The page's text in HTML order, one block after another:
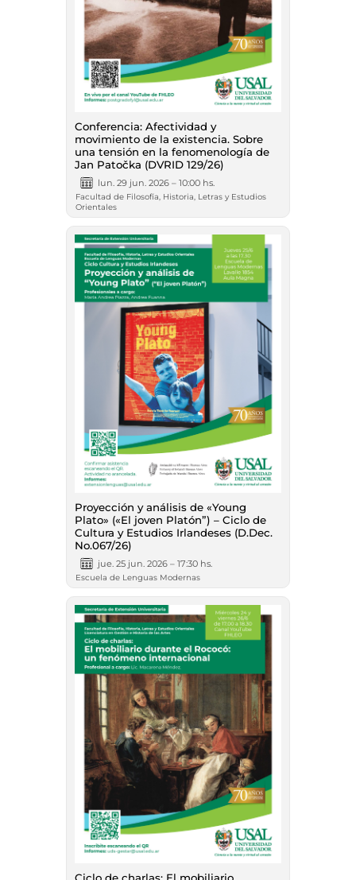
Conferencia: Afectividad y
movimiento de la existencia. Sobre
una tensión en la fenomenología de
Jan Patočka (DVRID 129/26)
lun. 29 jun. 2026 – 10:00 hs.
Facultad de Filosofía, Historia, Letras y Estudios
Orientales
Proyección y análisis de «Young
Plato» («El joven Platón”) – Ciclo de
Cultura y Estudios Irlandeses (D.Dec.
No.067/26)
jue. 25 jun. 2026 – 17:30 hs.
Escuela de Lenguas Modernas